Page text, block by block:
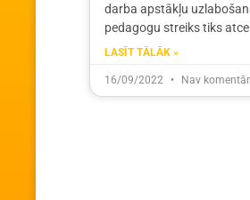
darba apstākļu
pedagogu streiks tiks
LASĪT TĀLĀK »
16/09/2022 Nav